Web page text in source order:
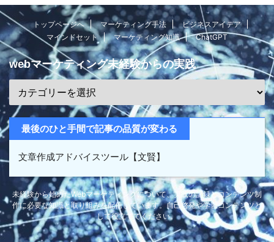
トップページへ マーケティング手法
ビジネスアイデア
マインドセット
マーケティング知識 ChatGPT
webマーケティング未経験からの実践
最後のひと手間で記事の品質が変わる
文章作成アドバイスツール【文賢】
未経験から始めたWebマーケティングについて、実践の記録とコンテンツ制
作に必要な知識と取り組みを配信しています。自己啓発や学習コンテンツと
して役立ててください。